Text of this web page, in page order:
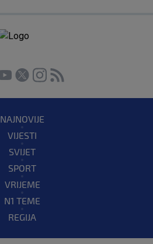
NAJNOVIJE
VIJESTI
SVIJET
SPORT
VRIJEME
N1 TEME
REGIJA